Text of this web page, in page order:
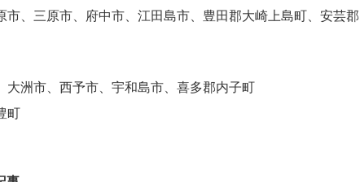
、三原市、府中市、江田島市、豊田郡大崎上島町、安芸郡
洲市、西予市、宇和島市、喜多郡内子町
町